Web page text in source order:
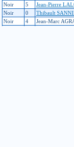
Noir
5 Jean-Pierre
Noir
0 Thibault
Noir
4 Jean-Marc